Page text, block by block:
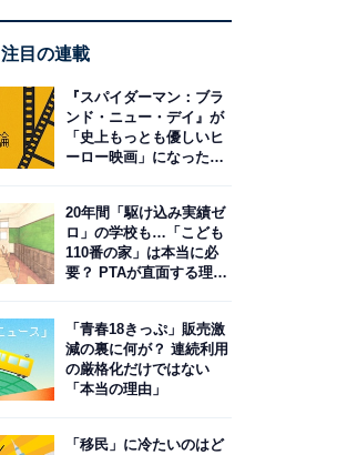
注目の連載
『スパイダーマン：ブラ
ンド・ニュー・デイ』が
「史上もっとも優しいヒ
ーロー映画」になった理
20年間「駆け込み実績ゼ
ロ」の学校も…「こども
110番の家」は本当に必
要？ PTAが直面する理想
「青春18きっぷ」販売激
減の裏に何が？ 連続利用
の厳格化だけではない
「本当の理由」
「移民」に冷たいのはど